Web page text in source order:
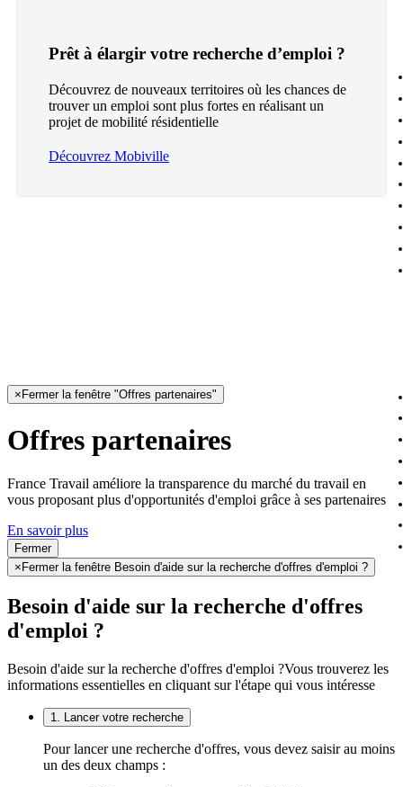
Prêt à élargir votre recherche d’emploi ?
Découvrez de nouveaux territoires où les chances de
trouver un emploi sont plus fortes en réalisant un
projet de mobilité résidentielle
Découvrez Mobiville
× Fermer la fenêtre "Offres partenaires"
Offres partenaires
France Travail améliore la transparence du marché du travail en
vous proposant plus d'opportunités d'emploi grâce à ses partenaires
En savoir plus
Fermer
× Fermer la fenêtre Besoin d'aide sur la recherche d'offres d'emploi ?
Besoin d'aide sur la recherche d'offres
d'emploi ?
Besoin d'aide sur la recherche d'offres d'emploi ?Vous trouverez les
informations essentielles en cliquant sur l'étape qui vous intéresse
1. Lancer votre recherche
Pour lancer une recherche d'offres, vous devez saisir au moins
un des deux champs :